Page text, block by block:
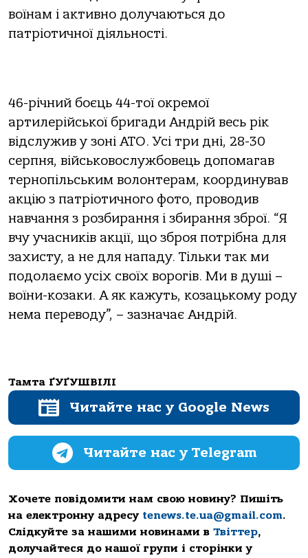
воїнам і активно долучаються до
патріотичної діяльності.
46-річний боєць 44-тої окремої
артилерійської бригади Андрій весь рік
відслужив у зоні АТО. Усі три дні, 28-30
серпня, військовослужбовець допомагав
тернопільським волонтерам, координував
акцію з патріотичного фото, проводив
навчання з розбирання і збирання зброї. “Я
вчу учасників акції, що зброя потрібна для
захисту, а не для нападу. Тільки так ми
подолаємо усіх своїх ворогів. Ми в душі –
воїни-козаки. А як кажуть, козацькому роду
нема переводу”, – зазначає Андрій.
Тамта ҐУҐУШВІЛІ
Читайте нас у Google News
Читайте нас у Telegram
Хочете повідомити нам свою новину? Пишіть
на електронну адресу tenews.te.ua@gmail.com.
Слідкуйте за нашими новинами в Твіттер,
долучайтеся до нашої групи і сторінки у